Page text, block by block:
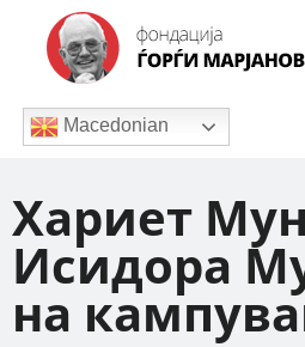
Macedonian
Хариет
Исидора
на